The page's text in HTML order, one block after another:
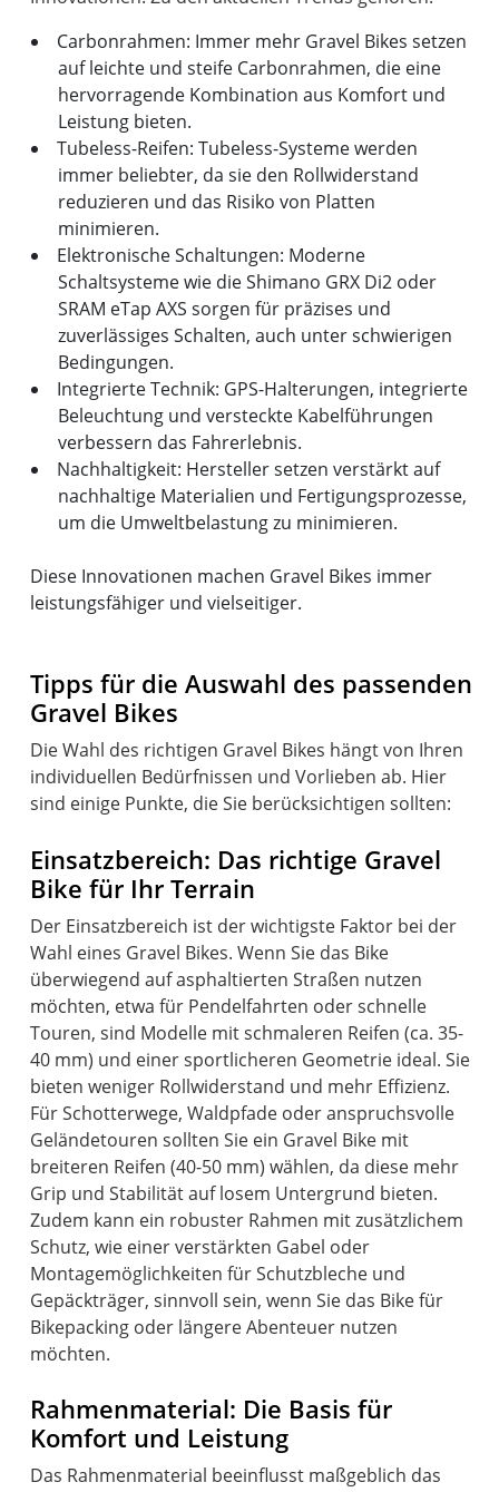
Carbonrahmen: Immer mehr Gravel Bikes setzen
auf leichte und steife Carbonrahmen, die eine
hervorragende Kombination aus Komfort und
Leistung bieten.
Tubeless-Reifen: Tubeless-Systeme werden
immer beliebter, da sie den Rollwiderstand
reduzieren und das Risiko von Platten
minimieren.
Elektronische Schaltungen: Moderne
Schaltsysteme wie die Shimano GRX Di2 oder
SRAM eTap AXS sorgen für präzises und
zuverlässiges Schalten, auch unter schwierigen
Bedingungen.
Integrierte Technik: GPS-Halterungen, integrierte
Beleuchtung und versteckte Kabelführungen
verbessern das Fahrerlebnis.
Nachhaltigkeit: Hersteller setzen verstärkt auf
nachhaltige Materialien und Fertigungsprozesse,
um die Umweltbelastung zu minimieren.
Diese Innovationen machen Gravel Bikes immer
leistungsfähiger und vielseitiger.
Tipps für die Auswahl des passenden
Gravel Bikes
Die Wahl des richtigen Gravel Bikes hängt von Ihren
individuellen Bedürfnissen und Vorlieben ab. Hier
sind einige Punkte, die Sie berücksichtigen sollten:
Einsatzbereich: Das richtige Gravel
Bike für Ihr Terrain
Der Einsatzbereich ist der wichtigste Faktor bei der
Wahl eines Gravel Bikes. Wenn Sie das Bike
überwiegend auf asphaltierten Straßen nutzen
möchten, etwa für Pendelfahrten oder schnelle
Touren, sind Modelle mit schmaleren Reifen (ca. 35-
40 mm) und einer sportlicheren Geometrie ideal. Sie
bieten weniger Rollwiderstand und mehr Effizienz.
Für Schotterwege, Waldpfade oder anspruchsvolle
Geländetouren sollten Sie ein Gravel Bike mit
breiteren Reifen (40-50 mm) wählen, da diese mehr
Grip und Stabilität auf losem Untergrund bieten.
Zudem kann ein robuster Rahmen mit zusätzlichem
Schutz, wie einer verstärkten Gabel oder
Montagemöglichkeiten für Schutzbleche und
Gepäckträger, sinnvoll sein, wenn Sie das Bike für
Bikepacking oder längere Abenteuer nutzen
möchten.
Rahmenmaterial: Die Basis für
Komfort und Leistung
Das Rahmenmaterial beeinflusst maßgeblich das